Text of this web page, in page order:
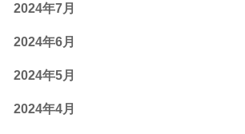
2024年7月
2024年6月
2024年5月
2024年4月